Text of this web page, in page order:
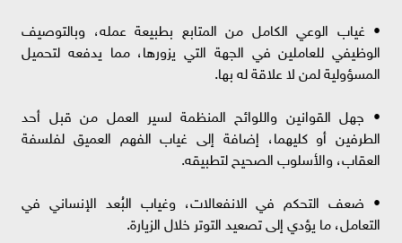
• غياب الوعي الكامل من المتابع بطبيعة عمله، وبالتوصيف
الوظيفي للعاملين في الجهة التي يزورها، مما يدفعه لتحميل
المسؤولية لمن لا علاقة له بها.
• جهل القوانين واللوائح المنظمة لسير العمل من قبل أحد
الطرفين أو كليهما، إضافة إلى غياب الفهم العميق لفلسفة
العقاب، والأسلوب الصحيح لتطبيقه.
• ضعف التحكم في الانفعالات، وغياب البُعد الإنساني في
التعامل، ما يؤدي إلى تصعيد التوتر خلال الزيارة.